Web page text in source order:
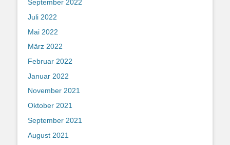
September 2022
Juli 2022
Mai 2022
März 2022
Februar 2022
Januar 2022
November 2021
Oktober 2021
September 2021
August 2021